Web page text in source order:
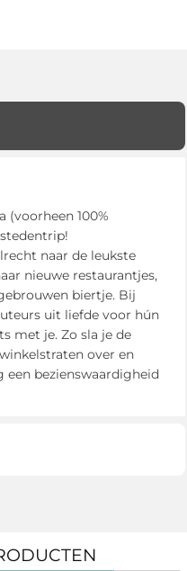
100%
naar de leukste
nieuwe restaurantjes,
biertje. Bij
uit liefde voor hún
met je. Zo sla je de
over en
bezienswaardigheid